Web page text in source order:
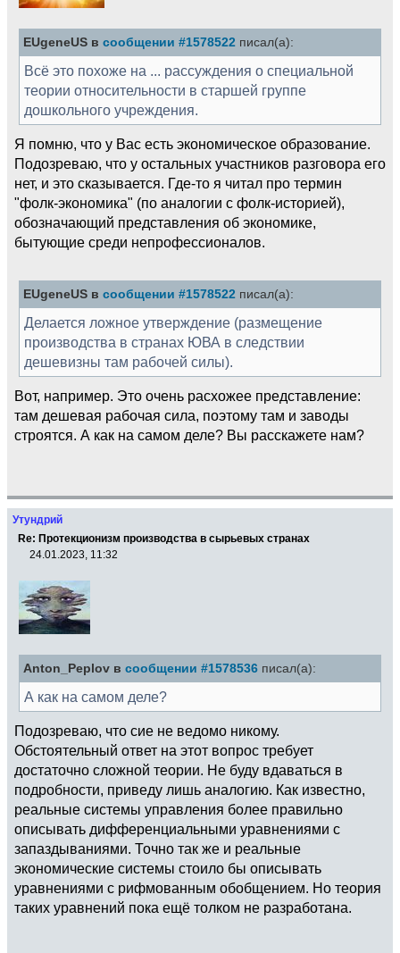
EUgeneUS в сообщении #1578522 писал(а):
Всё это похоже на ... рассуждения о специальной
теории относительности в старшей группе
дошкольного учреждения.
Я помню, что у Вас есть экономическое образование.
Подозреваю, что у остальных участников разговора его
нет, и это сказывается. Где-то я читал про термин
"фолк-экономика" (по аналогии с фолк-историей),
обозначающий представления об экономике,
бытующие среди непрофессионалов.
EUgeneUS в сообщении #1578522 писал(а):
Делается ложное утверждение (размещение
производства в странах ЮВА в следствии
дешевизны там рабочей силы).
Вот, например. Это очень расхожее представление:
там дешевая рабочая сила, поэтому там и заводы
строятся. А как на самом деле? Вы расскажете нам?
Утундрий
Re: Протекционизм производства в сырьевых странах
24.01.2023, 11:32
Anton_Peplov в сообщении #1578536 писал(а):
А как на самом деле?
Подозреваю, что сие не ведомо никому.
Обстоятельный ответ на этот вопрос требует
достаточно сложной теории. Не буду вдаваться в
подробности, приведу лишь аналогию. Как известно,
реальные системы управления более правильно
описывать дифференциальными уравнениями с
запаздываниями. Точно так же и реальные
экономические системы стоило бы описывать
уравнениями с рифмованным обобщением. Но теория
таких уравнений пока ещё толком не разработана.